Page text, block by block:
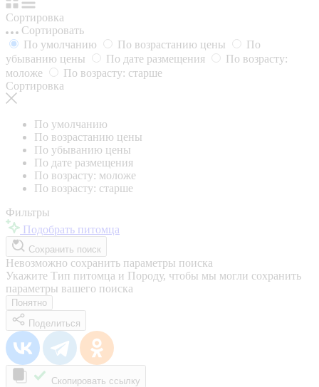
Сортировка
Сортировать
По умолчанию
По возрастанию цены
По
убыванию цены
По дате размещения
По возрасту:
моложе
По возрасту: старше
Сортировка
По умолчанию
По возрастанию цены
По убыванию цены
По дате размещения
По возрасту: моложе
По возрасту: старше
Фильтры
Подобрать питомца
Сохранить поиск
Невозможно сохранить параметры поиска
Укажите Тип питомца и Породу, чтобы мы могли сохранить
параметры вашего поиска
Понятно
Поделиться
Скопировать ссылку